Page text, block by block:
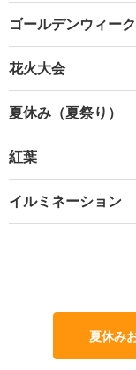
ゴールデンウィーク
花火大会
夏休み（夏祭り）
紅葉
イルミネーション
夏休み